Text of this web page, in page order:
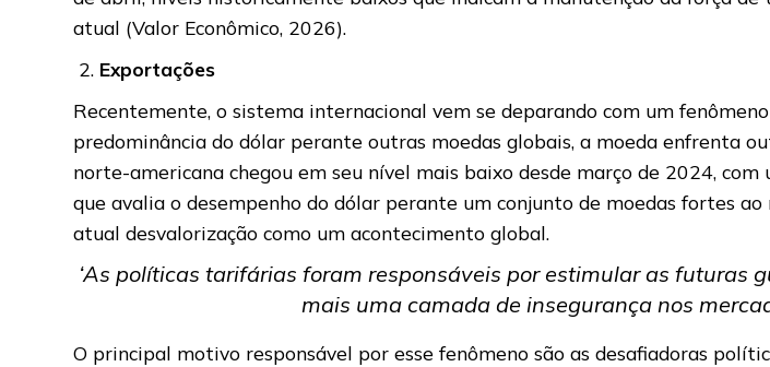
atual (Valor Econômico, 2026).
Exportações
Recentemente, o sistema internacional vem se deparando com um
predominância do dólar perante outras moedas globais, a moeda enfrenta
norte-americana chegou em seu nível mais baixo desde março de 2024,
que avalia o desempenho do dólar perante um conjunto de moedas fortes
atual desvalorização como um acontecimento global.
‘As políticas tarifárias foram responsáveis por estimular as futuras
mais uma camada de insegurança nos
O principal motivo responsável por esse fenômeno são as desafiadoras